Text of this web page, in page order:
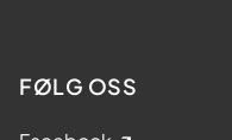
FØLG OSS